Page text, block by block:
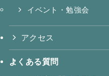
イベント・勉強会
アクセス
よくある質問